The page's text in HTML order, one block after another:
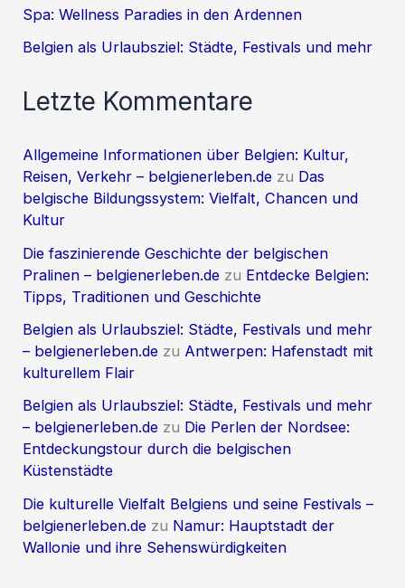
Spa: Wellness Paradies in den Ardennen
Belgien als Urlaubsziel: Städte, Festivals und mehr
Letzte Kommentare
Allgemeine Informationen über Belgien: Kultur,
Reisen, Verkehr – belgienerleben.de zu Das
belgische Bildungssystem: Vielfalt, Chancen und
Kultur
Die faszinierende Geschichte der belgischen
Pralinen – belgienerleben.de zu Entdecke Belgien:
Tipps, Traditionen und Geschichte
Belgien als Urlaubsziel: Städte, Festivals und mehr
– belgienerleben.de zu Antwerpen: Hafenstadt mit
kulturellem Flair
Belgien als Urlaubsziel: Städte, Festivals und mehr
– belgienerleben.de zu Die Perlen der Nordsee:
Entdeckungstour durch die belgischen
Küstenstädte
Die kulturelle Vielfalt Belgiens und seine Festivals –
belgienerleben.de zu Namur: Hauptstadt der
Wallonie und ihre Sehenswürdigkeiten